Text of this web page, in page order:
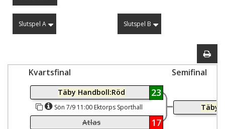
Slutspel A Slutspel B
Kvartsfinal Semifinal
Täby Handboll:Röd 23
Sön 7/9 11:00 Ektorps Sporthall
Atlas 17
Täby